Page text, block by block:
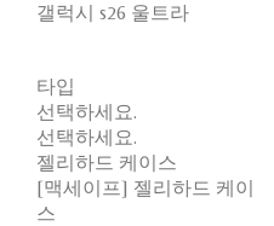
갤럭시 s26 울트라
타입
선택하세요.
선택하세요.
젤리하드 케이스
[맥세이프] 젤리하드 케이
스